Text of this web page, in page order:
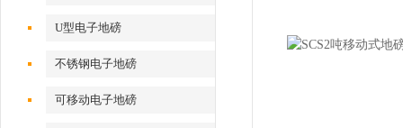
U型电子地磅
不锈钢电子地磅
可移动电子地磅